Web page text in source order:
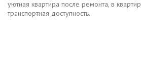
уютная квартира после ремонта, в
транспортная доступность.